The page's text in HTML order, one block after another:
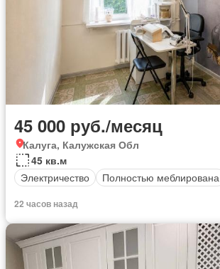
45 000 руб./месяц
Калуга, Калужская Обл
45 кв.м
Электричество
Полностью меблирована
22 часов назад